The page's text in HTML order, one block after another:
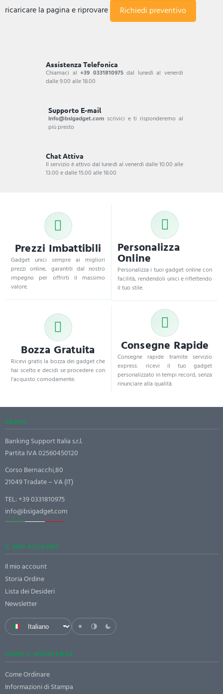
ricaricare la pagina e riprovare
Assistenza Telefonica
Chiamaci al+39 0331810975dal lunedì al venerdi
dalle 9.00 alle 18.00
Supporto E-mail
info@bsigadget.com scrivici e ti risponderemo al
più presto
Chat Attiva
Il servizio è attivo dal lunedì al venerdì dalle 10.00 alle
13.00 e dalle 15.00 alle 18.00
Prezzi Imbattibili
Gadget unici sempre ai migliori
prezzi online, garantiti dal nostro
impegno per offrirti il massimo
valore.
Personalizza
Online
Personalizza i tuoi gadget online con
facilità, rendendoli unici e riflettendo
il tuo stile.
Bozza Gratuita
Ricevi gratis la bozza dei gadget che
hai scelto e decidi se procedere con
l'acquisto comodamente.
Consegne Rapide
Consegne rapide tramite servizio
express: ricevi il tuo gadget
personalizzato in tempi record, senza
rinunciare alla qualità.
ABOUT
Banking Support Italia s.r.l.
Partita IVA 02560450120
Corso Bernacchi,80
21049 Tradate – VA (IT)
TEL:+39 0331810975
info@bsigadget.com
IL MIO ACCOUNT
Il mio account
Storia Ordine
Lista dei Desideri
Newsletter
GUIDE E ASSISTENZA
Come Ordinare
Informazioni di Stampa